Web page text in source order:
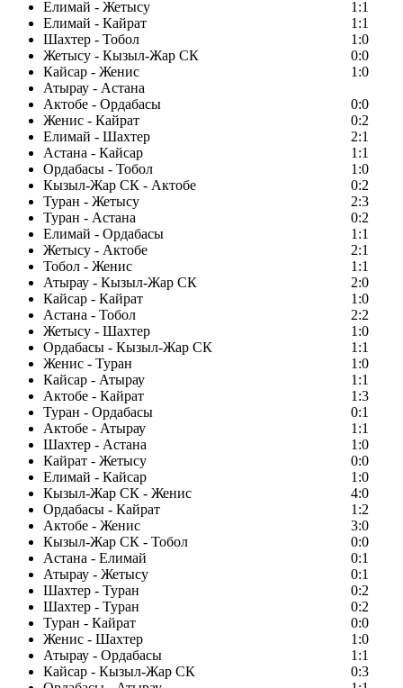
Елимай - Жетысу
1:1
Елимай - Кайрат
1:1
Шахтер - Тобол
1:0
Жетысу - Кызыл-Жар СК
0:0
Кайсар - Женис
1:0
Атырау - Астана
Актобе - Ордабасы
0:0
Женис - Кайрат
0:2
Елимай - Шахтер
2:1
Астана - Кайсар
1:1
Ордабасы - Тобол
1:0
Кызыл-Жар СК - Актобе
0:2
Туран - Жетысу
2:3
Туран - Астана
0:2
Елимай - Ордабасы
1:1
Жетысу - Актобе
2:1
Тобол - Женис
1:1
Атырау - Кызыл-Жар СК
2:0
Кайсар - Кайрат
1:0
Астана - Тобол
2:2
Жетысу - Шахтер
1:0
Ордабасы - Кызыл-Жар СК
1:1
Женис - Туран
1:0
Кайсар - Атырау
1:1
Актобе - Кайрат
1:3
Туран - Ордабасы
0:1
Актобе - Атырау
1:1
Шахтер - Астана
1:0
Кайрат - Жетысу
0:0
Елимай - Кайсар
1:0
Кызыл-Жар СК - Женис
4:0
Ордабасы - Кайрат
1:2
Актобе - Женис
3:0
Кызыл-Жар СК - Тобол
0:0
Астана - Елимай
0:1
Атырау - Жетысу
0:1
Шахтер - Туран
0:2
Шахтер - Туран
0:2
Туран - Кайрат
0:0
Женис - Шахтер
1:0
Атырау - Ордабасы
1:1
Кайсар - Кызыл-Жар СК
0:3